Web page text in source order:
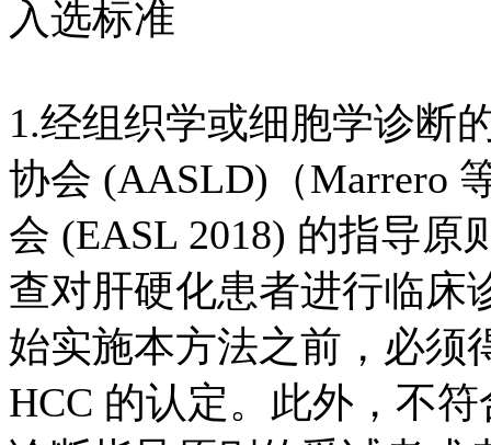
入选标准
1.经组织学或细胞学诊断
协会 (AASLD)（Marrero
会 (EASL 2018) 的指导原
查对肝硬化患者进行临床
始实施本方法之前，必须
HCC 的认定。此外，不